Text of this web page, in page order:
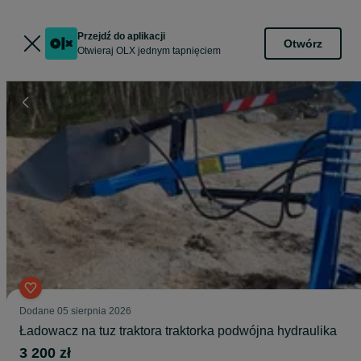
Przejdź do aplikacji
Otwieraj OLX jednym tapnięciem
Otwórz
Dodane 05 sierpnia 2026
Ładowacz na tuz traktora traktorka podwójna hydraulika
3 200 zł